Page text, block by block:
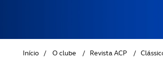
GOLFE
Início / O clube / Revista ACP /